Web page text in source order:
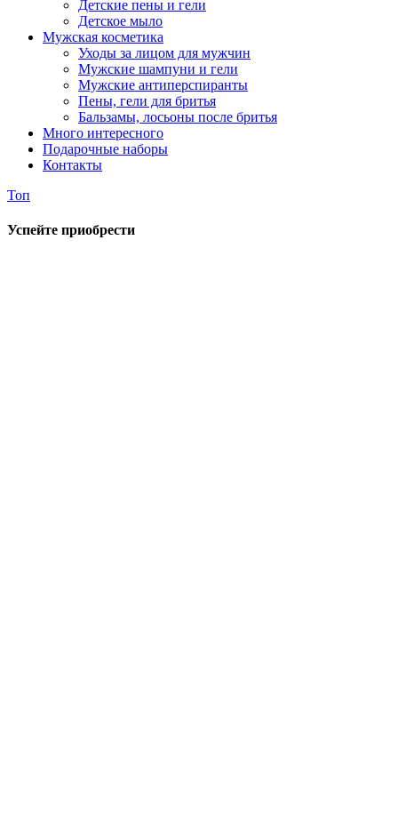
Детские пены и гели
Детское мыло
Мужская косметика
Уходы за лицом для мужчин
Мужские шампуни и гели
Мужские антиперспиранты
Пены, гели для бритья
Бальзамы, лосьоны после бритья
Много интересного
Подарочные наборы
Контакты
Топ
Успейте приобрести